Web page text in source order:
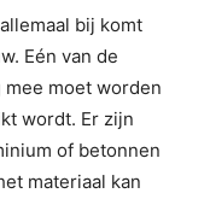
bij komt
Eén van de
moet worden
wordt. Er zijn
of betonnen
materiaal kan